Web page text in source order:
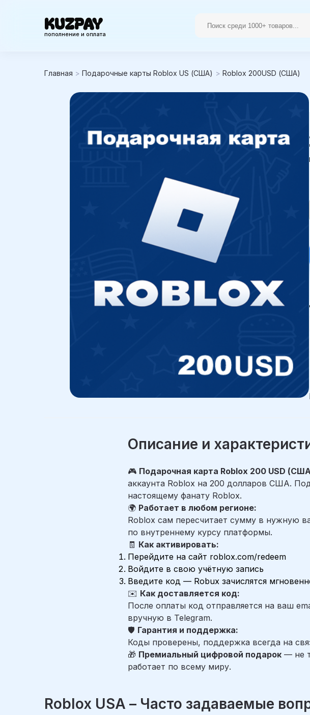
KUZPAY
пополнение и оплата
Главная > Подарочные карты Roblox US (США) > Roblox 200USD (США)
Описание и
🎮 Подарочная карта Roblox 200 USD
аккаунта Roblox на 200 долларов США.
настоящему фанату Roblox.
🌍 Работает в любом регионе:
Roblox сам пересчитает сумму в нужную
по внутреннему курсу платформы.
🧾 Как активировать:
Перейдите на сайт roblox.com/redeem
Войдите в свою учётную запись
Введите код — Robux зачислятся
✉️ Как доставляется код:
После оплаты код отправляется на ваш
вручную в Telegram.
🛡️ Гарантия и поддержка:
Коды проверены, поддержка всегда на
🎁 Премиальный цифровой подарок— не
работает по всему миру.
Roblox USA – Часто задаваемые